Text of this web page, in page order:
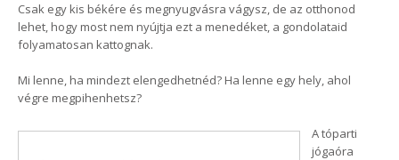
Csak egy kis békére és megnyugvásra vágysz, de az otthonod
lehet, hogy most nem nyújtja ezt a menedéket, a gondolataid
folyamatosan kattognak.
Mi lenne, ha mindezt elengedhetnéd? Ha lenne egy hely, ahol
végre megpihenhetsz?
A tóparti
jógaóra